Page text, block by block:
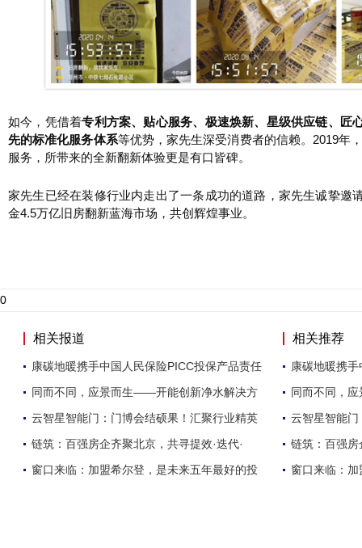
如今，凭借着专利方案、贴心服务、极速焕新、星级供应链、匠
先的标准化服务体系等优势，家先生深受消费者的信赖。2019年
服务，所带来的全新翻新体验更是有口皆碑。
家先生已经在装修行业内走出了一条成功的道路，家先生诚挚邀
金4.5万亿旧房翻新蓝海市场，共创辉煌事业。
0
相关报道
康碳地暖携手中国人民保险PICC投保产品责任
同而不同，应景而生——开能创新净水解决方
云智星智能门：门博会结硕果！汇聚行业精英
链筑：百强房企齐聚北京，共寻提效·迭代·
窗口来临：加盟希尔登，是未来五年最好的投
相关推荐
康碳地暖携
同而不同，
云智星智能
链筑：百强房
窗口来临：